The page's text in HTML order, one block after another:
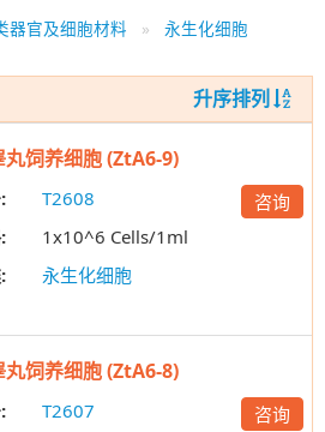
器官及细胞材料 永生化细胞
升序排列
丸饲养细胞 (ZtA6-9)
T2608
咨询
1x10^6 Cells/1ml
永生化细胞
丸饲养细胞 (ZtA6-8)
T2607
咨询